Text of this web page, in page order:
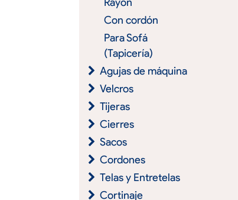
Con cordón
Para Sofá
(Tapicería)
Agujas de máquina
Velcros
Tijeras
Cierres
Sacos
Cordones
Telas y Entretelas
Cortinaje